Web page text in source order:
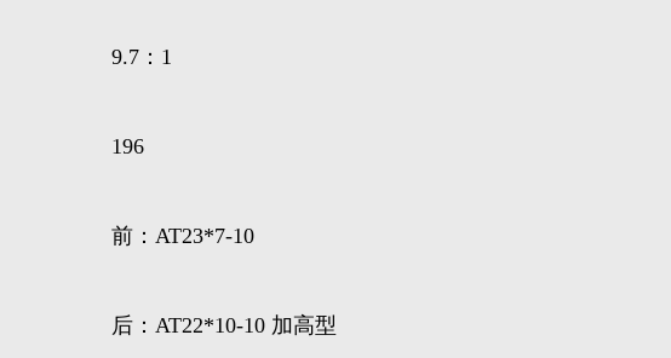
971
196
前at237-10
后at2210-10 加高型